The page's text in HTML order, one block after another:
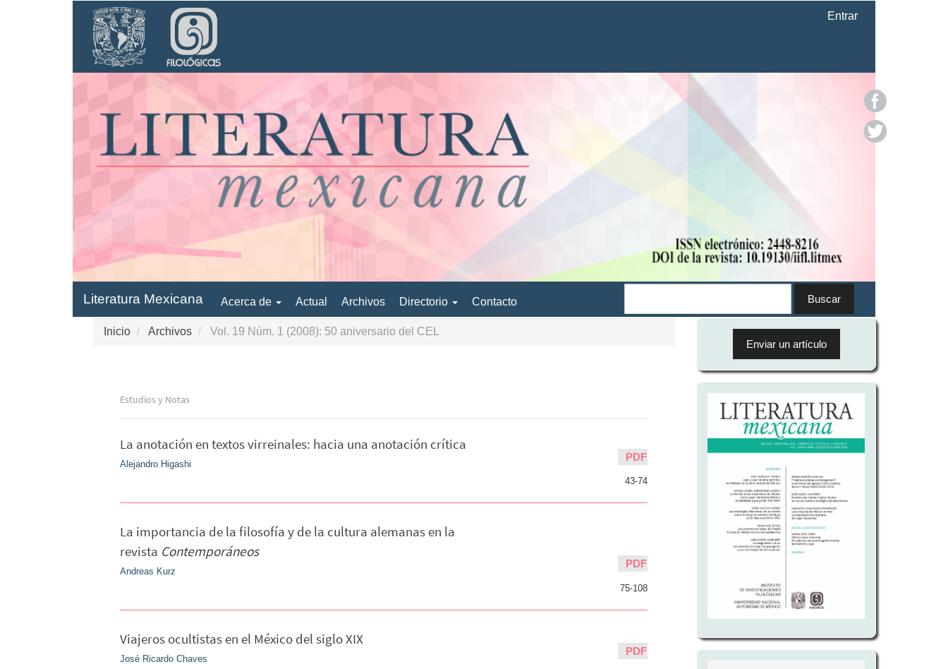
Navegación
principal
Contenido
principal
Barra
Entrar
Literatura Mexicana Acerca de Actual Archivos Directorio Contacto Buscar
Inicio Archivos Vol. 19 Núm. 1 (2008): 50 aniversario del CEL
Estudios y Notas
La anotación en textos virreinales: hacia una anotación crítica
Alejandro Higashi
43-74
PDF
La importancia de la filosofía y de la cultura alemanas en la
revista Contemporáneos
Andreas Kurz
75-108
PDF
Viajeros ocultistas en el México del siglo XIX
José Ricardo Chaves
PDF
Enviar
artículo
Enviar un artículo